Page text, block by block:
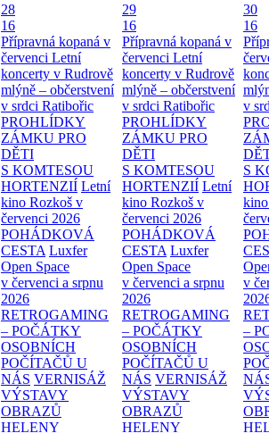
28
16
Přípravná kopaná v
červenci Letní
koncerty v Rudrově
mlýně – občerstvení
v srdci Ratibořic
PROHLÍDKY
ZÁMKU PRO
DĚTI
S KOMTESOU
HORTENZIÍ Letní
kino Rozkoš v
červenci 2026
POHÁDKOVÁ
CESTA Luxfer
Open Space
v červenci a srpnu
2026
RETROGAMING
– POČÁTKY
OSOBNÍCH
POČÍTAČŮ U
NÁS VERNISÁŽ
VÝSTAVY
OBRAZŮ
HELENY
29
16
Přípravná kopaná v
červenci Letní
koncerty v Rudrově
mlýně – občerstvení
v srdci Ratibořic
PROHLÍDKY
ZÁMKU PRO
DĚTI
S KOMTESOU
HORTENZIÍ Letní
kino Rozkoš v
červenci 2026
POHÁDKOVÁ
CESTA Luxfer
Open Space
v červenci a srpnu
2026
RETROGAMING
– POČÁTKY
OSOBNÍCH
POČÍTAČŮ U
NÁS VERNISÁŽ
VÝSTAVY
OBRAZŮ
HELENY
30
16
v
S
v
–